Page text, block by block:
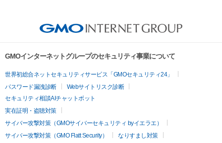
GMOインターネットグループのセキュリティ事業について
世界初総合ネットセキュリティサービス「GMOセキュリティ24」
パスワード漏洩診断
Webサイトリスク診断
セキュリティ相談AIチャットボット
実在証明・盗聴対策
サイバー攻撃対策（GMOサイバーセキュリティ byイエラエ）
サイバー攻撃対策（GMO Flatt Security）
なりすまし対策